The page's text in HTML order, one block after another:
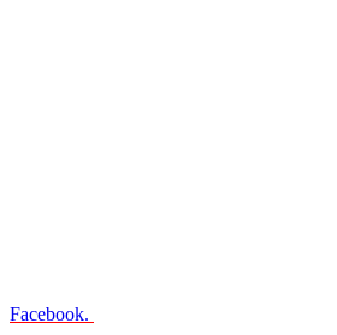
Facebook.